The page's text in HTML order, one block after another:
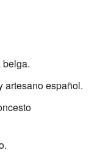
belga.
artesano español.